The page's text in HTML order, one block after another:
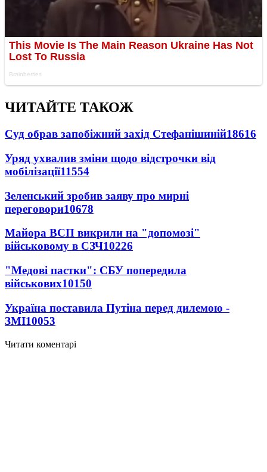
ЧИТАЙТЕ ТАКОЖ
Суд обрав запобіжний захід Стефанішиній18616
Уряд ухвалив зміни щодо відстрочки від
мобілізації11554
Зеленський зробив заяву про мирні
переговори10678
Майора ВСП викрили на "допомозі"
військовому в СЗЧ10226
"Медові пастки": СБУ попередила
військових10150
Україна поставила Путіна перед дилемою -
ЗМІ10053
Читати коментарі